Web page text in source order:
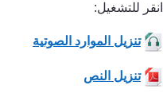
انقر للتشغيل:
تنزيل الموارد الصوتية
تنزيل النص